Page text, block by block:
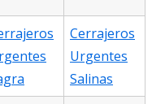
Cerrajeros
Urgentes
Salinas